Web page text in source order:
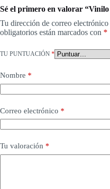
Sé el primero en valorar
Tu dirección de correo
obligatorios están marcados con *
TU PUNTUACIÓN *
Nombre *
Correo electrónico *
Tu valoración *